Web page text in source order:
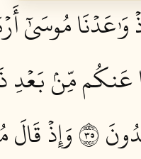
وَٰعَدۡنَا مُوسَىٰٓ
عَنكُم مِّنۢ بَعۡدِ
٥٣
وَإِذۡ